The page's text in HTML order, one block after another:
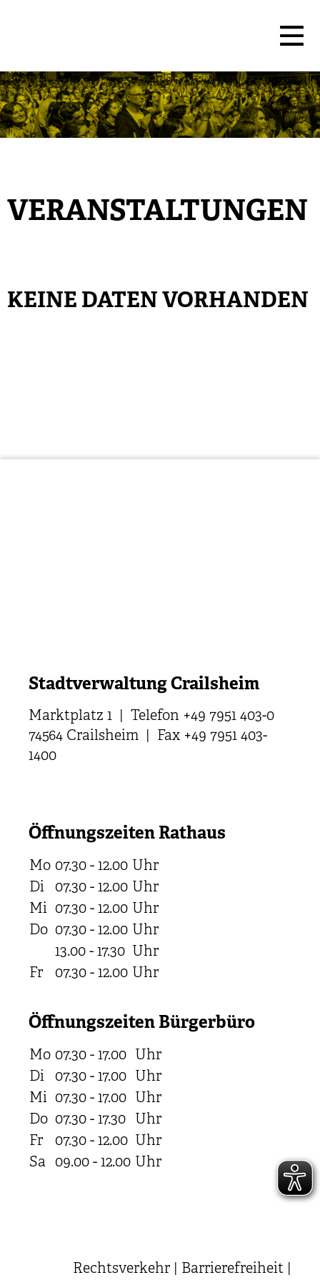
VERANSTALTUNGEN
KEINE DATEN VORHANDEN
Stadtverwaltung Crailsheim
Marktplatz 1 | Telefon +49 7951 403-0
74564 Crailsheim | Fax +49 7951 403-
1400
Öffnungszeiten Rathaus
Mo 07.30 - 12.00 Uhr
Di
07.30 - 12.00 Uhr
Mi 07.30 - 12.00 Uhr
Do 07.30 - 12.00 Uhr
13.00 - 17.30 Uhr
Fr
07.30 - 12.00 Uhr
Öffnungszeiten Bürgerbüro
Mo 07.30 - 17.00 Uhr
Di
07.30 - 17.00 Uhr
Mi 07.30 - 17.00 Uhr
Do 07.30 - 17.30 Uhr
Fr
07.30 - 12.00 Uhr
Sa 09.00 - 12.00 Uhr
Rechtsverkehr Barrierefreiheit